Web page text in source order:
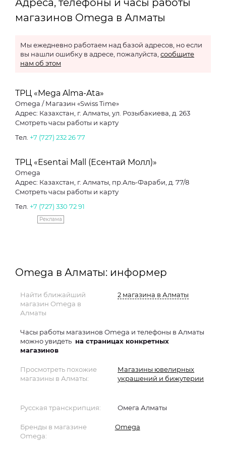
Адреса, телефоны и часы работы
магазинов Omega в Алматы
Мы ежедневно работаем над базой адресов, но если
вы нашли ошибку в адресе, пожалуйста, сообщите
нам об этом
ТРЦ «Mega Alma-Ata»
Omega / Магазин «Swiss Time»
Адрес: Казахстан, г. Алматы, ул. Розыбакиева, д. 263
Смотреть часы работы и карту
Тел. +7 (727) 232 26 77
ТРЦ «Esentai Mall (Есентай Молл)»
Omega
Адрес: Казахстан, г. Алматы, пр.Аль-Фараби, д. 77/8
Смотреть часы работы и карту
Тел. +7 (727) 330 72 91
Реклама
Omega в Алматы: информер
Найти ближайший
магазин Omega в
Алматы
2 магазина в Алматы
Часы работы магазинов Omega и телефоны в Алматы
можно увидеть на страницах конкретных
магазинов
Просмотреть похожие
магазины в Алматы:
Магазины ювелирных
украшений и бижутерии
Русская транскрипция: Омега Алматы
Бренды в магазине
Omega:
Omega